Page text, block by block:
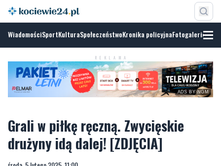
WiadomościSportKulturaSpołeczeństwoKronika policyjnaFotogalerie
REKLAMA
ADS BY NGM
Grali w piłkę ręczną. Zwycięskie
drużyny idą dalej! [ZDJĘCIA]